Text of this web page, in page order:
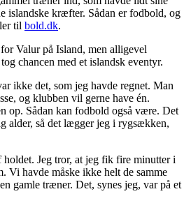
islandske kræfter. Sådan er fodbold, og
til bold.dk.
Valur på Island, men alligevel
chancen med et islandsk eventyr.
ikke det, som jeg havde regnet. Man
og klubben vil gerne have én.
op. Sådan kan fodbold også være. Det
alder, så det lægger jeg i rygsækken,
Jeg tror, at jeg fik fire minutter i
Vi havde måske ikke helt de samme
gamle træner. Det, synes jeg, var på et